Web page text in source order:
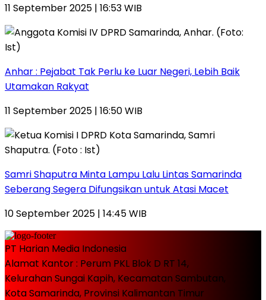
11 September 2025 | 16:53 WIB
Anhar : Pejabat Tak Perlu ke Luar Negeri, Lebih Baik
Utamakan Rakyat
11 September 2025 | 16:50 WIB
Samri Shaputra Minta Lampu Lalu Lintas Samarinda
Seberang Segera Difungsikan untuk Atasi Macet
10 September 2025 | 14:45 WIB
PT Harian Media Indonesia
Alamat Kantor : Perum PKL Blok D RT 14,
Kelurahan Sungai Kapih, Kecamatan Sambutan,
Kota Samarinda, Provinsi Kalimantan Timur